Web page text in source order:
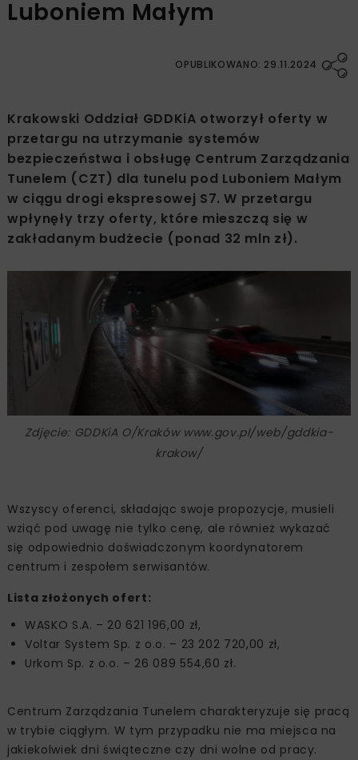
Luboniem Małym
OPUBLIKOWANO: 29.11.2024
Krakowski Oddział GDDKiA otworzył oferty w
przetargu na utrzymanie systemów
bezpieczeństwa i obsługę Centrum Zarządzania
Tunelem (CZT) dla tunelu pod Luboniem Małym
w ciągu drogi ekspresowej S7. W przetargu
wpłynęły trzy oferty, które mieszczą się w
zakładanym budżecie (ponad 32 mln zł).
Zdjęcie: GDDKiA O/Kraków www.gov.pl/web/gddkia-
krakow/
Wszyscy oferenci, składając swoje propozycje, musieli
wziąć pod uwagę nie tylko cenę, ale również wykazać
się odpowiednio doświadczonym koordynatorem
centrum i zespołem serwisantów.
Lista złożonych ofert:
WASKO S.A. – 20 621 196,00 zł,
Voltar System Sp. z o.o. – 23 202 720,00 zł,
Urkom Sp. z o.o. – 26 089 554,60 zł.
Centrum Zarządzania Tunelem charakteryzuje się pracą
w trybie ciągłym. W tym przypadku nie ma miejsca na
jakiekolwiek dni świąteczne czy dni wolne od pracy.